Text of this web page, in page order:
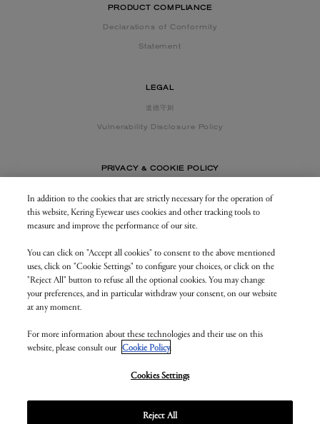
PRODUCT COMPLIANCE
Declarations of Conformity
Statement
LEGAL
道德守则
Vulnerability Disclosure Policy
PRIVACY & COOKIE POLICY
CONTACT US
BUSINESS AREA
my.keringeyewear.com
© Kering Eyewear 2023. All rights reserved
Kering Eyewear S.p.A.Via Altichiero 180, 35135 Padova
v. 1.3.5.as1
In addition to the cookies that are strictly necessary for the operation of
this website, Kering Eyewear uses cookies and other tracking tools to
measure and improve the performance of our site.
You can click on "Accept all cookies" to consent to the above mentioned
uses, click on "Cookie Settings" to configure your choices, or click on the
"Reject All" button to refuse all the optional cookies. You may change
your preferences, and in particular withdraw your consent, on our website
at any moment.
For more information about these technologies and their use on this
website, please consult our Cookie Policy.
Cookies Settings
Reject All